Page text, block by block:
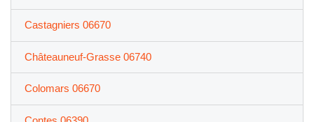
Castagniers 06670
Châteauneuf-Grasse 06740
Colomars 06670